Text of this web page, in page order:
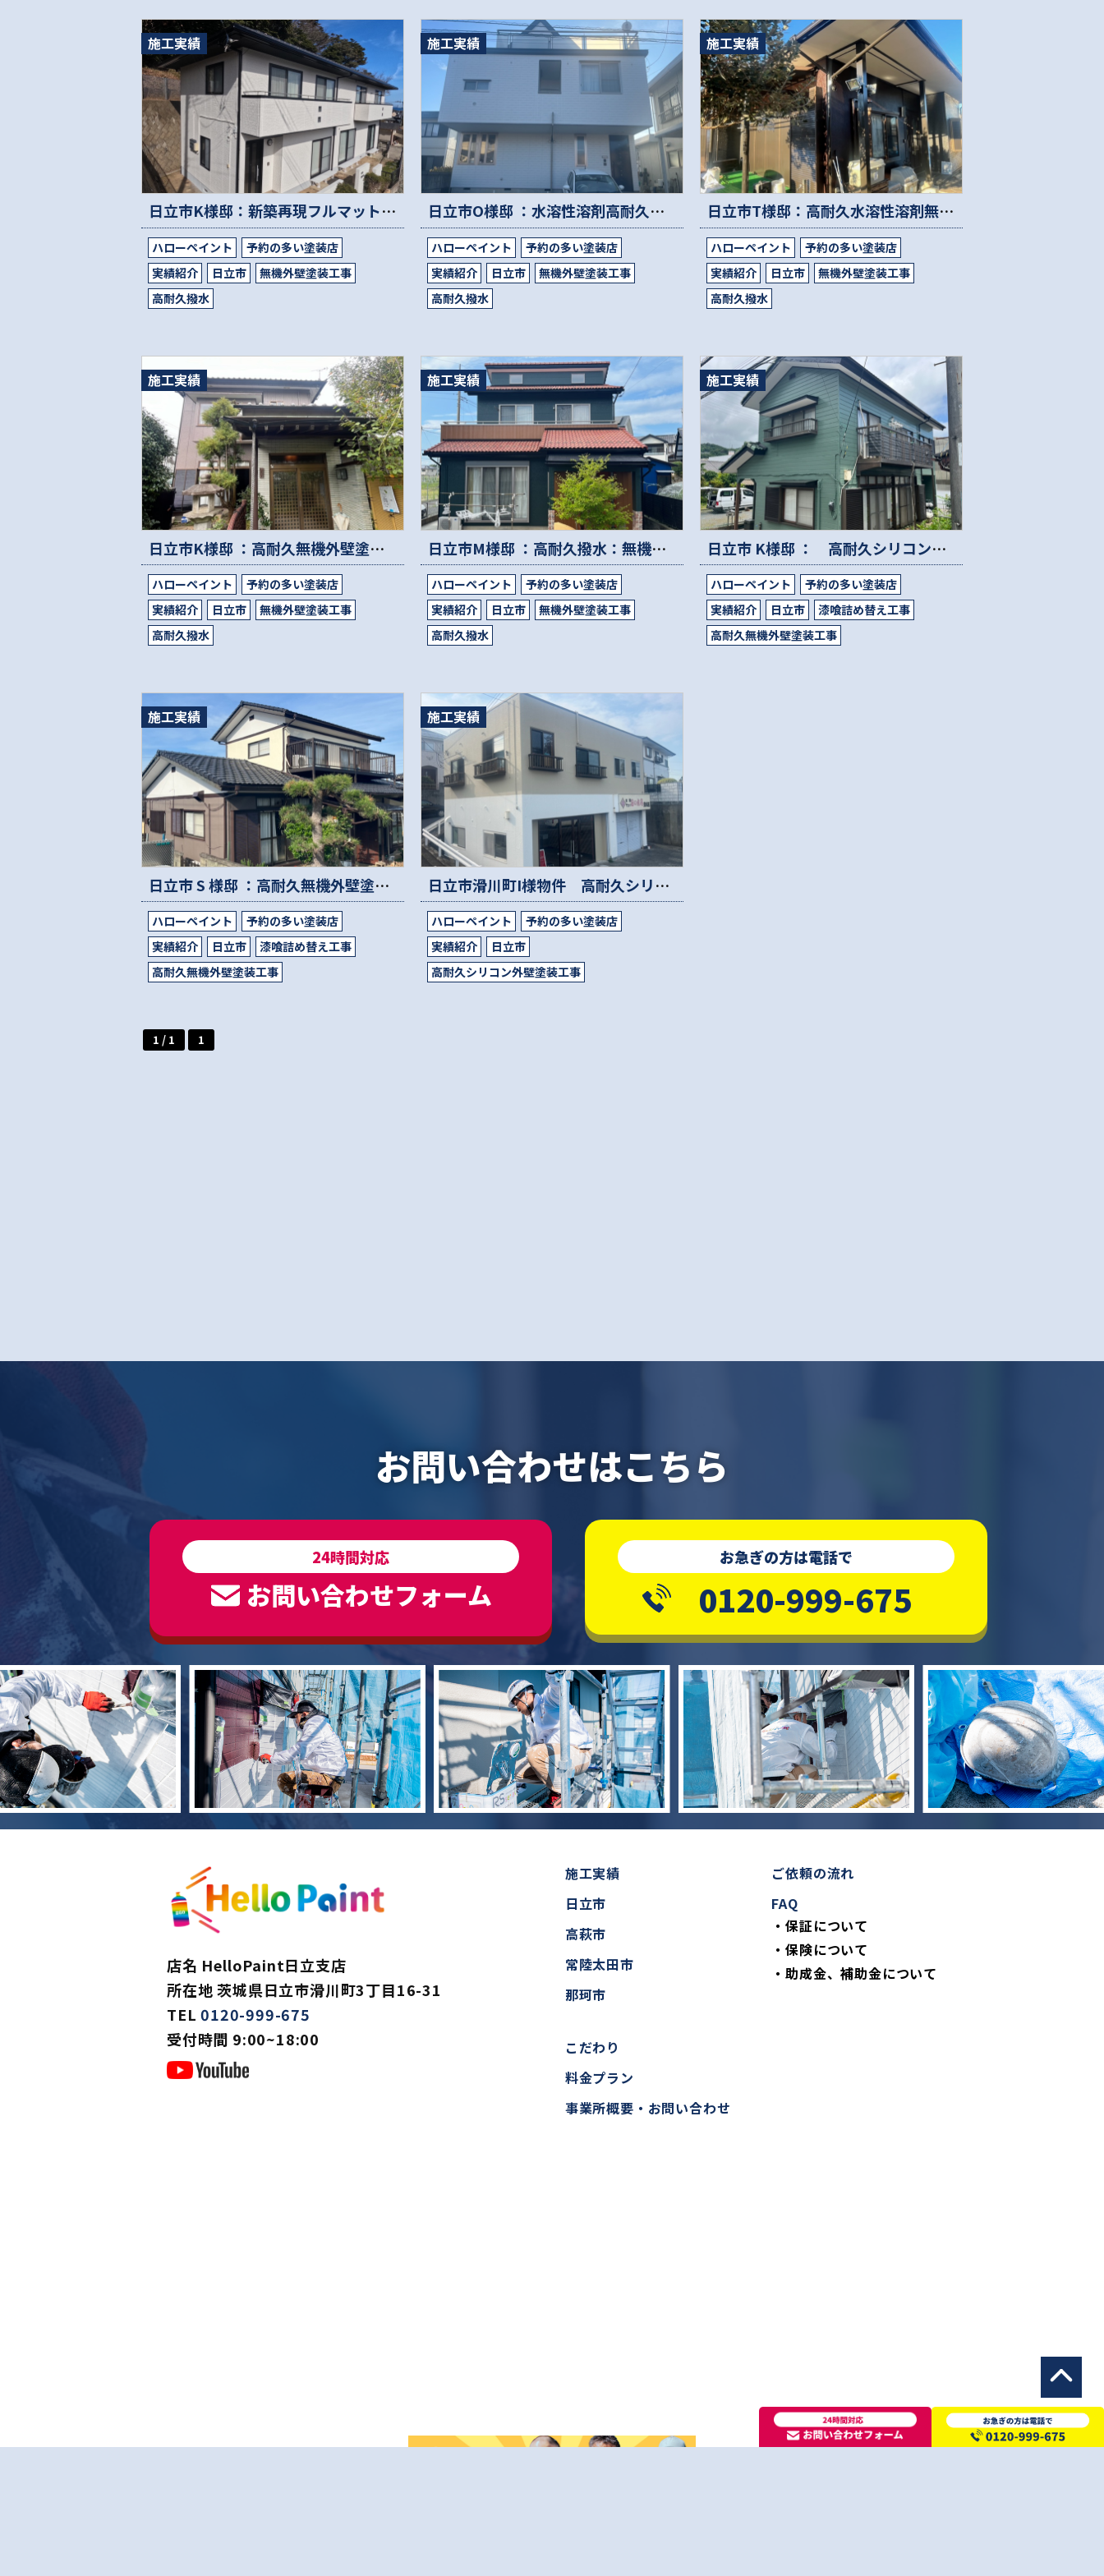
施工実績
日立市K様邸：新築再現フルマット【高機能高耐久】遮断熱外壁塗装工事
ハローペイント
予約の多い塗装店
実績紹介
日立市
無機外壁塗装工事
高耐久撥水
施工実績
日立市O様邸 ：水溶性溶剤高耐久屋根塗装 /高耐久無機透湿性外壁塗装工事
ハローペイント
予約の多い塗装店
実績紹介
日立市
無機外壁塗装工事
高耐久撥水
施工実績
日立市T様邸：高耐久水溶性溶剤無機塗装３０年/軒天貼り替え工事
ハローペイント
予約の多い塗装店
実績紹介
日立市
無機外壁塗装工事
高耐久撥水
施工実績
日立市K様邸 ：高耐久無機外壁塗装工事
ハローペイント
予約の多い塗装店
実績紹介
日立市
無機外壁塗装工事
高耐久撥水
施工実績
日立市M様邸 ：高耐久撥水：無機外壁塗装工事
ハローペイント
予約の多い塗装店
実績紹介
日立市
無機外壁塗装工事
高耐久撥水
施工実績
日立市 K様邸 ： 高耐久シリコン外壁塗装工事
ハローペイント
予約の多い塗装店
実績紹介
日立市
漆喰詰め替え工事
高耐久無機外壁塗装工事
施工実績
日立市 S 様邸 ：高耐久無機外壁塗装工事 / 漆喰詰め替え工事
ハローペイント
予約の多い塗装店
実績紹介
日立市
漆喰詰め替え工事
高耐久無機外壁塗装工事
施工実績
日立市滑川町I様物件 高耐久シリコン艶消し塗装工
ハローペイント
予約の多い塗装店
実績紹介
日立市
高耐久シリコン外壁塗装工事
1 / 1 1
お問い合わせはこちら
24時間対応
お問い合わせフォーム
お急ぎの方は電話で
0120-999-675
店名 HelloPaint日立支店
所在地 茨城県日立市滑川町3丁目16-31
TEL0120-999-675
受付時間 9:00~18:00
施工実績
日立市
高萩市
常陸太田市
那珂市
こだわり
料金プラン
事業所概要・お問い合わせ
ご依頼の流れ
FAQ
・保証について
・保険について
・助成金、補助金について